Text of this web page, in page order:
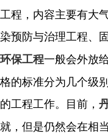
工程，内容主要有大
染预防与治理工程、
环保工程一般会外放
格的标准分为几个级
的工程工作。目前，
就，但是仍然会在相